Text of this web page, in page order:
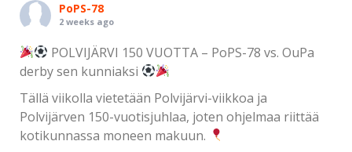
PoPS-78
2 weeks ago
POLVIJÄRVI 150 VUOTTA – PoPS-78 vs. OuPa
derby sen kunniaksi
Tällä viikolla vietetään Polvijärvi-viikkoa ja
Polvijärven 150-vuotisjuhlaa, joten ohjelmaa riittää
kotikunnassa moneen makuun.